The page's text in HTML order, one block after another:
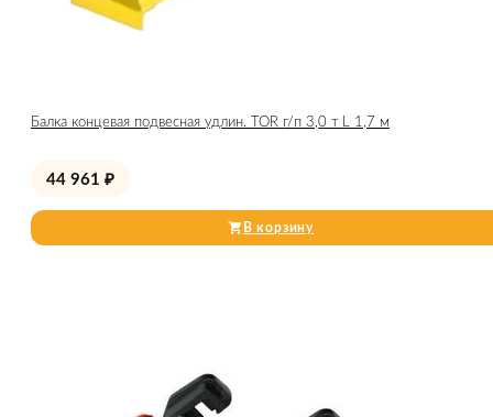
Балка концевая подвесная удлин. TOR г/п 3,0 т L 1,7 м
44 961 ₽
В корзину